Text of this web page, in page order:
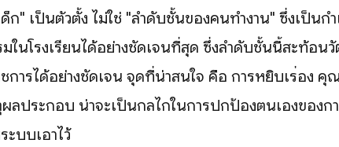
ก" เป็นตัวตั้ง ไม่ใช่ "ลำดับชั้นของคนทำงาน" ซึ่งเป็นก
ในโรงเรียนได้อย่างชัดเจนที่สุด ซึ่งลำดับชั้นนี้สะท้อน
การได้อย่างชัดเจน จุดที่น่าสนใจ คือ การหยิบเรื่อง
ลประกอบ น่าจะเป็นกลไกในการปกป้องตนเองของก
ะบบเอาไว้